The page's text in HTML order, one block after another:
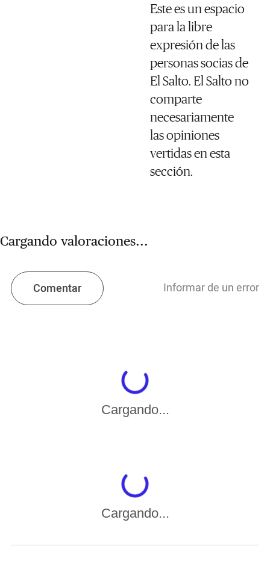
Este es un espacio
para la libre
expresión de las
personas socias de
El Salto. El Salto no
comparte
necesariamente
las opiniones
vertidas en esta
sección.
Cargando valoraciones...
Comentar Informar de un error
Cargando...
Cargando...